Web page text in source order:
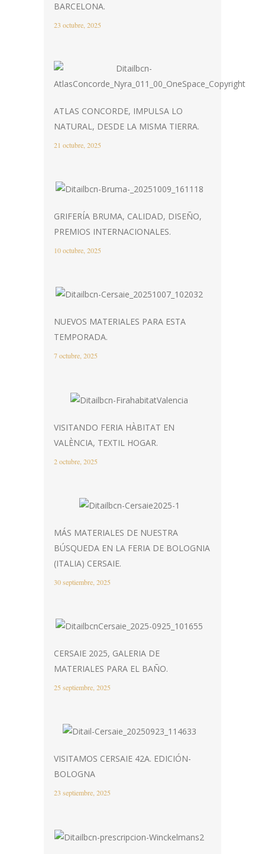
BARCELONA.
23 octubre, 2025
ATLAS CONCORDE, IMPULSA LO
NATURAL, DESDE LA MISMA TIERRA.
21 octubre, 2025
GRIFERÍA BRUMA, CALIDAD, DISEÑO,
PREMIOS INTERNACIONALES.
10 octubre, 2025
NUEVOS MATERIALES PARA ESTA
TEMPORADA.
7 octubre, 2025
VISITANDO FERIA HÀBITAT EN
VALÈNCIA, TEXTIL HOGAR.
2 octubre, 2025
MÁS MATERIALES DE NUESTRA
BÚSQUEDA EN LA FERIA DE BOLOGNIA
(ITALIA) CERSAIE.
30 septiembre, 2025
CERSAIE 2025, GALERIA DE
MATERIALES PARA EL BAÑO.
25 septiembre, 2025
VISITAMOS CERSAIE 42A. EDICIÓN-
BOLOGNA
23 septiembre, 2025